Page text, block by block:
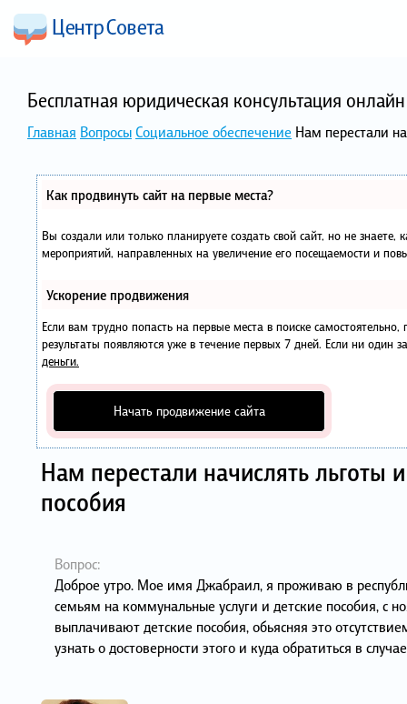
Бесплатная юридическая консультация
Главная ВопросыСоциальное обеспечение Нам перестали
Как продвинуть сайт на первые места?
Вы создали или только планируете создать свой сайт, но не
мероприятий, направленных на увеличение его посещаемости и
Ускорение продвижения
Если вам трудно попасть на первые места в поиске
результаты появляются уже в течение первых 7 дней. Если ни один
деньги.
Начать продвижение сайта
Нам перестали начислять льготы
пособия
Вопрос:
Доброе утро. Мое имя Джабраил, я проживаю в
семьям на коммунальные услуги и детские пособия, с
выплачивают детские пособия, обьясняя это
узнать о достоверности этого и куда обратиться в